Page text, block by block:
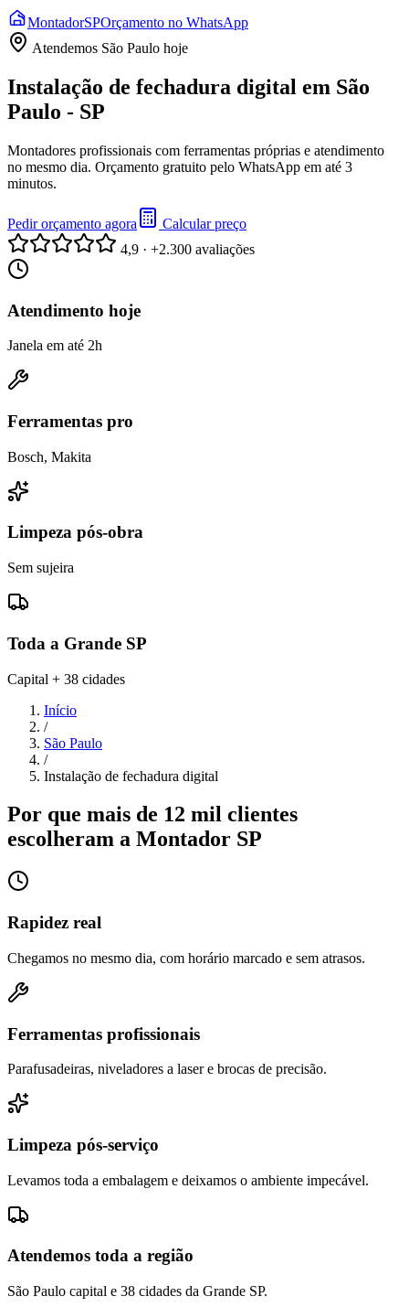
MontadorSPOrçamento no WhatsApp
Atendemos São Paulo hoje
Instalação de fechadura digital em São
Paulo - SP
Montadores profissionais com ferramentas próprias e atendimento
no mesmo dia. Orçamento gratuito pelo WhatsApp em até 3
minutos.
Pedir orçamento agora
Calcular preço
4,9 · +2.300 avaliações
Atendimento hoje
Janela em até 2h
Ferramentas pro
Bosch, Makita
Limpeza pós-obra
Sem sujeira
Toda a Grande SP
Capital + 38 cidades
Início
/
São Paulo
/
Instalação de fechadura digital
Por que mais de 12 mil clientes
escolheram a Montador SP
Rapidez real
Chegamos no mesmo dia, com horário marcado e sem atrasos.
Ferramentas profissionais
Parafusadeiras, niveladores a laser e brocas de precisão.
Limpeza pós-serviço
Levamos toda a embalagem e deixamos o ambiente impecável.
Atendemos toda a região
São Paulo capital e 38 cidades da Grande SP.